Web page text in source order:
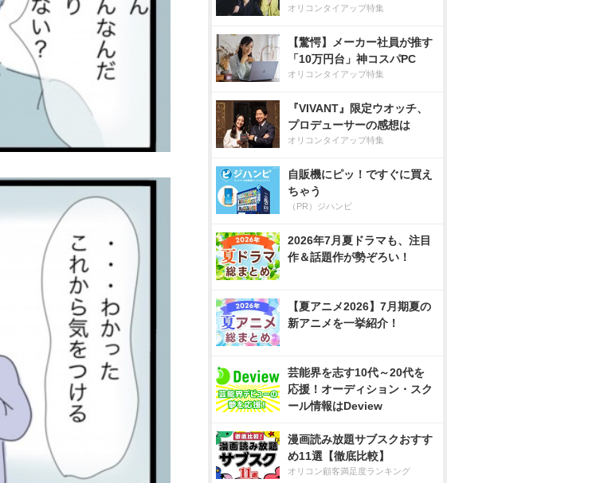
オリコンタイアップ特集
【驚愕】メーカー社員が推す
「10万円台」神コスパPC
オリコンタイアップ特集
『VIVANT』限定ウオッチ、
プロデューサーの感想は
オリコンタイアップ特集
自販機にピッ！ですぐに買え
ちゃう
（PR）ジハンピ
2026年7月夏ドラマも、注目
作＆話題作が勢ぞろい！
【夏アニメ2026】7月期夏の
新アニメを一挙紹介！
芸能界を志す10代～20代を
応援！オーディション・スク
ール情報はDeview
漫画読み放題サブスクおすす
め11選【徹底比較】
オリコン顧客満足度ランキング